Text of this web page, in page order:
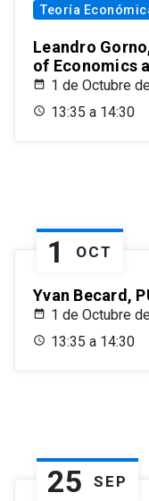
Teoría
Leandro
of Economics
1 de Octubre
13:35 a 14:30
1 OCT
Yvan Becard,
1 de Octubre
13:35 a 14:30
25 SEP